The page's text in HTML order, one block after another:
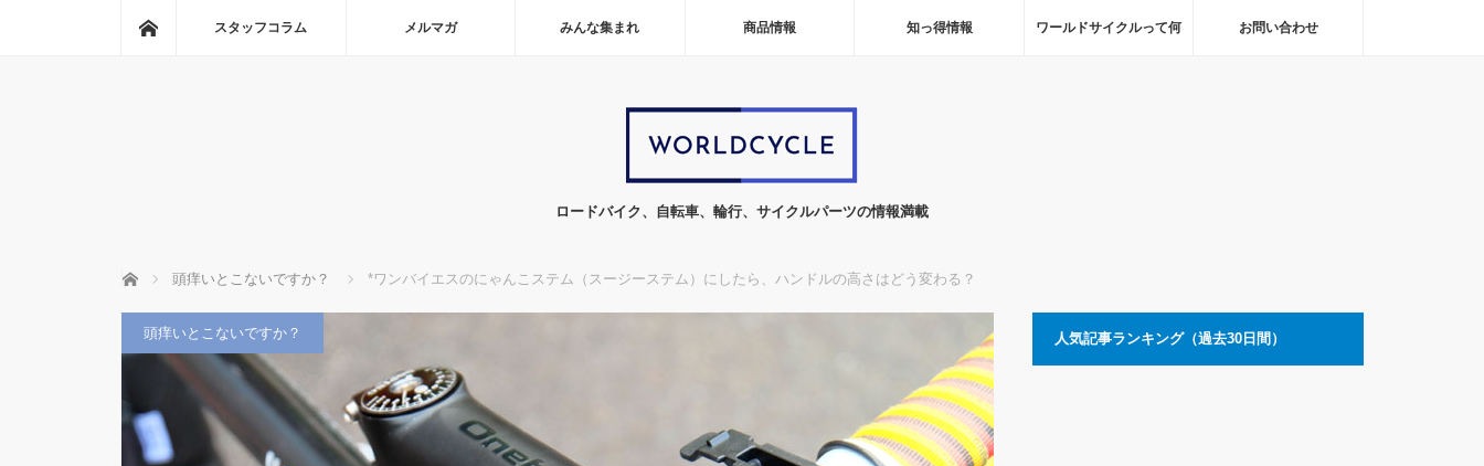
ホームスタッフコラム メルマガ みんな集まれ 商品情報 知っ得情報 ワールドサイクルって何 お問い合わせ
ロードバイク、自転車、輪行、サイクルパーツの情報満載
ホーム 頭痒いとこないですか？ *ワンバイエスのにゃんこステム（スージーステム）にしたら、ハンドルの高さはどう変わる？
頭痒いとこないですか？ 人気記事ランキング（過去30日間）